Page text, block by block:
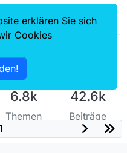
MediathekView.app
MediathekView.app
MediathekView.app/
-
- Programmpfad: /
- Verzeichnis
MV schmiert ab!
6.8k
Themen
42.6k
Beiträge
erklären Sie sich
Cookies